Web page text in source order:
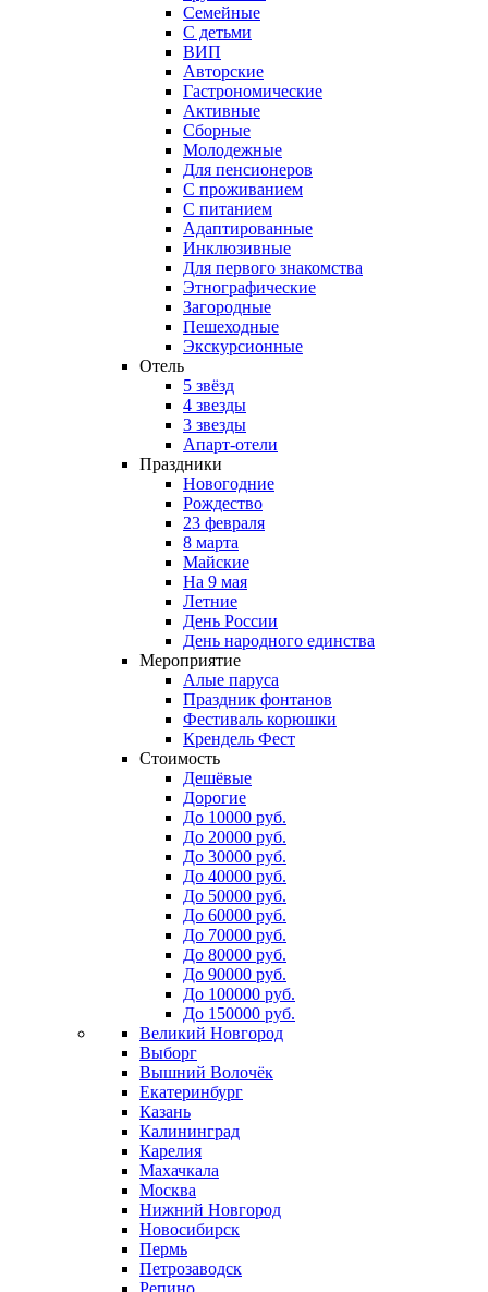
Семейные
С детьми
ВИП
Авторские
Гастрономические
Активные
Сборные
Молодежные
Для пенсионеров
С проживанием
С питанием
Адаптированные
Инклюзивные
Для первого знакомства
Этнографические
Загородные
Пешеходные
Экскурсионные
Отель
5 звёзд
4 звезды
3 звезды
Апарт-отели
Праздники
Новогодние
Рождество
23 февраля
8 марта
Майские
На 9 мая
Летние
День России
День народного единства
Мероприятие
Алые паруса
Праздник фонтанов
Фестиваль корюшки
Крендель Фест
Стоимость
Дешёвые
Дорогие
До 10000 руб.
До 20000 руб.
До 30000 руб.
До 40000 руб.
До 50000 руб.
До 60000 руб.
До 70000 руб.
До 80000 руб.
До 90000 руб.
До 100000 руб.
До 150000 руб.
Великий Новгород
Выборг
Вышний Волочёк
Екатеринбург
Казань
Калининград
Карелия
Махачкала
Москва
Нижний Новгород
Новосибирск
Пермь
Петрозаводск
Репино